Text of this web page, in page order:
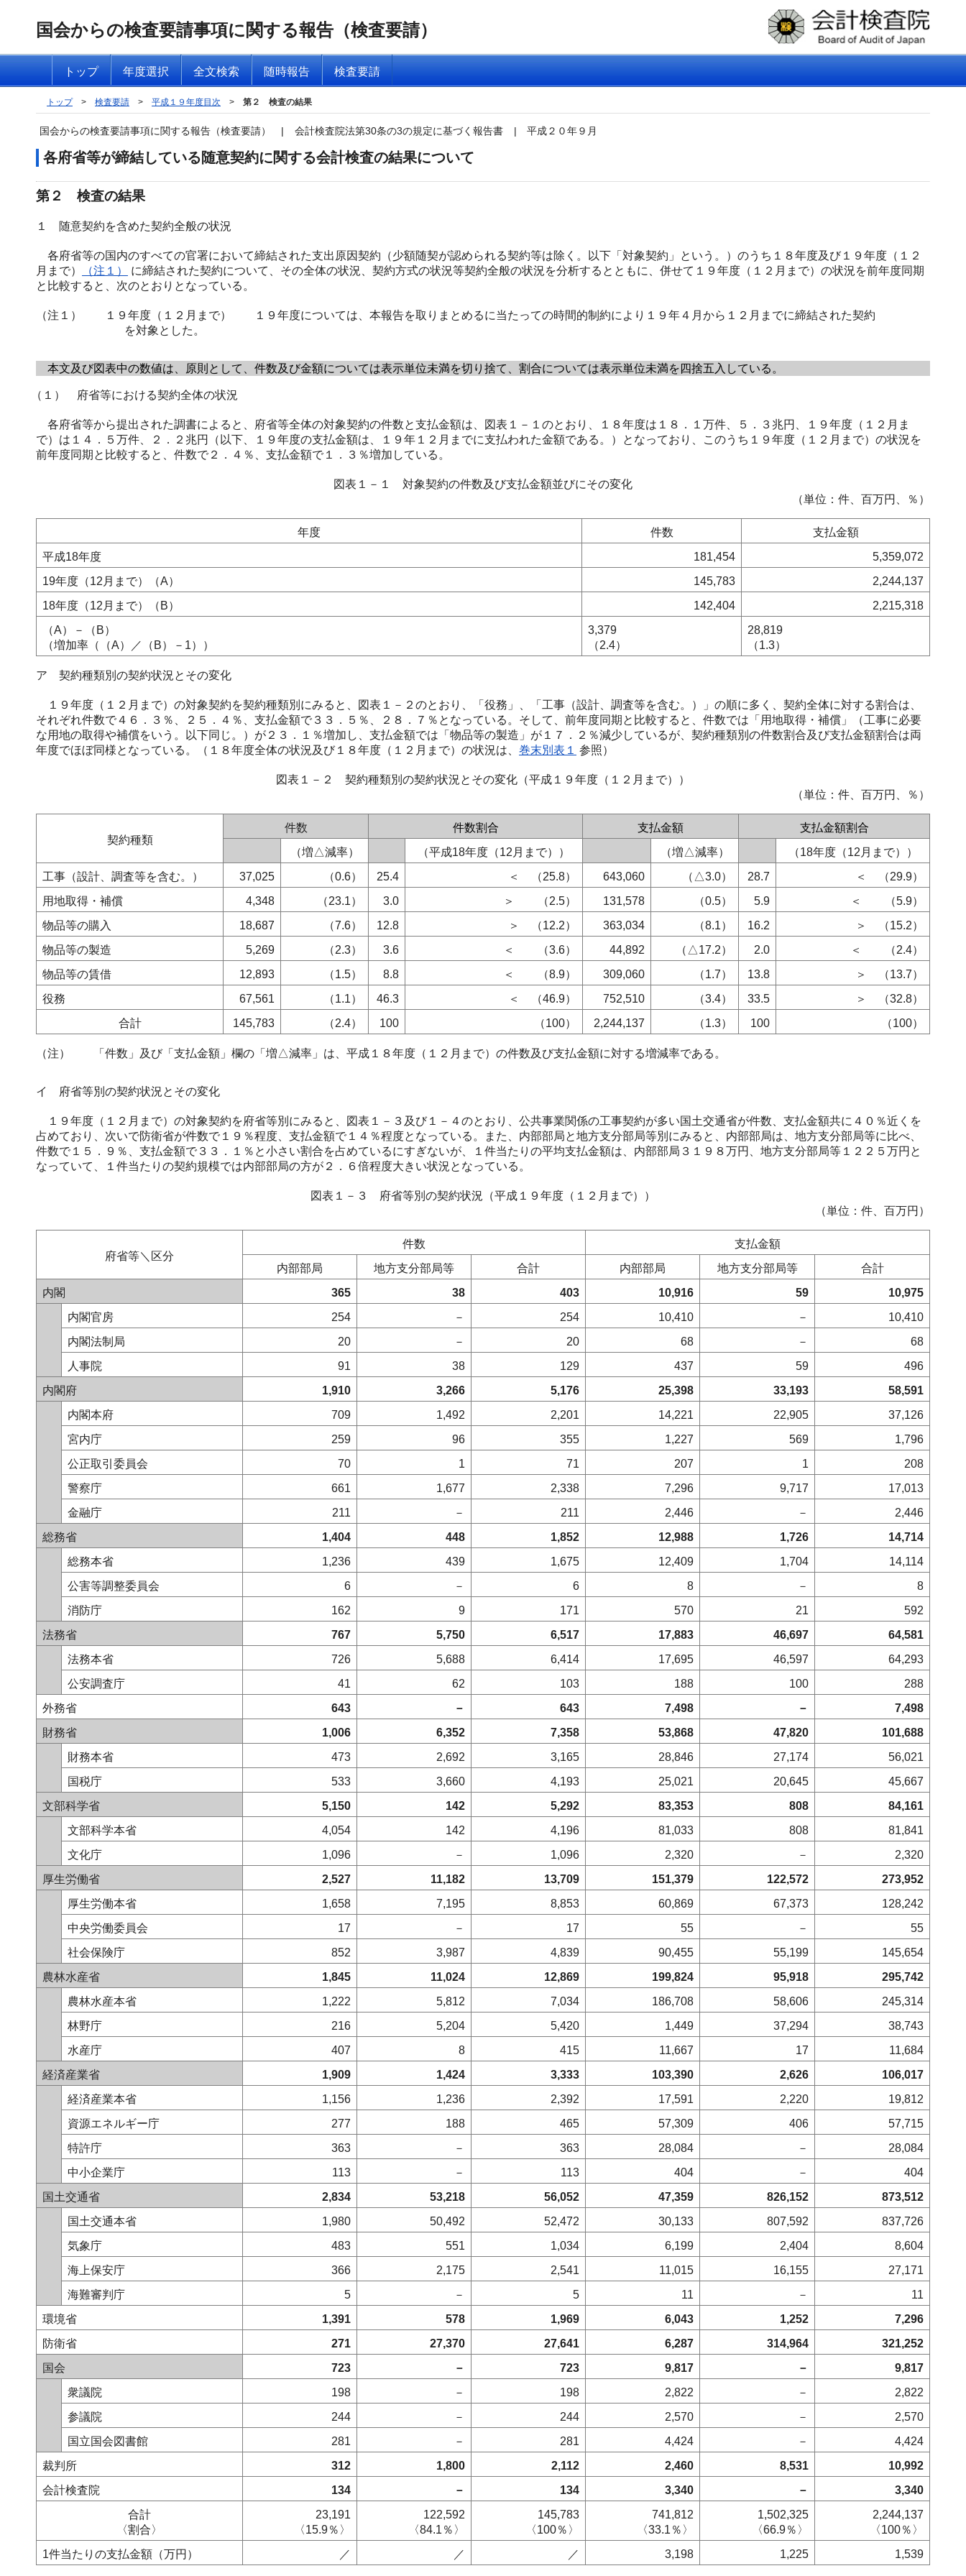
国会からの検査要請事項に関する報告（検査要請）
トップ 年度選択 全文検索 随時報告 検査要請
トップ > 検査要請 > 平成１９年度目次 > 第２ 検査の結果
国会からの検査要請事項に関する報告（検査要請） | 会計検査院法第30条の3の規定に基づく報告書 | 平成２０年９月
各府省等が締結している随意契約に関する会計検査の結果について
第２ 検査の結果
１ 随意契約を含めた契約全般の状況
各府省等の国内のすべての官署において締結された支出原因契約（少額随契が認められる契約等は除く。以下「対象契約」という。）のうち１８年度及び１９年度（１２
月まで）
（注１）
に締結された契約について、その全体の状況、契約方式の状況等契約全般の状況を分析するとともに、併せて１９年度（１２月まで）の状況を前年度同期
と比較すると、次のとおりとなっている。
（注１）
１９年度（１２月まで） １９年度については、本報告を取りまとめるに当たっての時間的制約により１９年４月から１２月までに締結された契約
を対象とした。
本文及び図表中の数値は、原則として、件数及び金額については表示単位未満を切り捨て、割合については表示単位未満を四捨五入している。
（１） 府省等における契約全体の状況
各府省等から提出された調書によると、府省等全体の対象契約の件数と支払金額は、図表１－１のとおり、１８年度は１８．１万件、５．３兆円、１９年度（１２月ま
で）は１４．５万件、２．２兆円（以下、１９年度の支払金額は、１９年１２月までに支払われた金額である。）となっており、このうち１９年度（１２月まで）の状況を
前年度同期と比較すると、件数で２．４％、支払金額で１．３％増加している。
図表１－１ 対象契約の件数及び支払金額並びにその変化
（単位：件、百万円、％）
年度 件数
支払金額
平成18年度
181,454
5,359,072
19年度（12月まで）（A）
145,783
2,244,137
18年度（12月まで）（B）
142,404
2,215,318
（A）－（B）
（増加率（（A）／（B）－1））
3,379
（2.4）
28,819
（1.3）
ア 契約種類別の契約状況とその変化
１９年度（１２月まで）の対象契約を契約種類別にみると、図表１－２のとおり、「役務」、「工事（設計、調査等を含む。）」の順に多く、契約全体に対する割合は、
それぞれ件数で４６．３％、２５．４％、支払金額で３３．５％、２８．７％となっている。そして、前年度同期と比較すると、件数では「用地取得・補償」（工事に必要
な用地の取得や補償をいう。以下同じ。）が２３．１％増加し、支払金額では「物品等の製造」が１７．２％減少しているが、契約種類別の件数割合及び支払金額割合は両
年度でほぼ同様となっている。（１８年度全体の状況及び１８年度（１２月まで）の状況は、 巻末別表１ 参照）
図表１－２ 契約種類別の契約状況とその変化（平成１９年度（１２月まで））
（単位：件、百万円、％）
契約種類
件数 件数割合 支払金額
支払金額割合
（増△減率）
（平成18年度（12月まで）） （増△減率）
（18年度（12月まで））
工事（設計、調査等を含む。）
37,025 （0.6） 25.4 ＜ （25.8） 643,060 （△3.0） 28.7
＜ （29.9）
用地取得・補償
4,348 （23.1） 3.0 ＞ （2.5） 131,578 （0.5） 5.9
＜ （5.9）
物品等の購入
18,687 （7.6） 12.8 ＞ （12.2） 363,034 （8.1） 16.2
＞ （15.2）
物品等の製造
5,269 （2.3） 3.6 ＜ （3.6） 44,892 （△17.2） 2.0
＜ （2.4）
物品等の賃借
12,893 （1.5） 8.8 ＜ （8.9） 309,060 （1.7） 13.8
＞ （13.7）
役務
67,561 （1.1） 46.3 ＜ （46.9） 752,510 （3.4） 33.5
＞ （32.8）
合計
145,783 （2.4） 100 （100） 2,244,137 （1.3） 100 （100）
（注） 「件数」及び「支払金額」欄の「増△減率」は、平成１８年度（１２月まで）の件数及び支払金額に対する増減率である。
イ 府省等別の契約状況とその変化
１９年度（１２月まで）の対象契約を府省等別にみると、図表１－３及び１－４のとおり、公共事業関係の工事契約が多い国土交通省が件数、支払金額共に４０％近くを
占めており、次いで防衛省が件数で１９％程度、支払金額で１４％程度となっている。また、内部部局と地方支分部局等別にみると、内部部局は、地方支分部局等に比べ、
件数で１５．９％、支払金額で３３．１％と小さい割合を占めているにすぎないが、１件当たりの平均支払金額は、内部部局３１９８万円、地方支分部局等１２２５万円と
なっていて、１件当たりの契約規模では内部部局の方が２．６倍程度大きい状況となっている。
図表１－３ 府省等別の契約状況（平成１９年度（１２月まで））
（単位：件、百万円）
府省等＼区分
件数
支払金額
内部部局
地方支分部局等 合計 内部部局 地方支分部局等
合計
内閣
365 38 403 10,916 59
10,975
内閣官房
254 － 254 10,410 －
10,410
内閣法制局
20 － 20 68 －
68
人事院
91 38 129 437 59
496
内閣府
1,910 3,266 5,176 25,398 33,193
58,591
内閣本府
709 1,492 2,201 14,221 22,905
37,126
宮内庁
259 96 355 1,227 569
1,796
公正取引委員会
70 1 71 207 1
208
警察庁
661 1,677 2,338 7,296 9,717
17,013
金融庁
211 － 211 2,446 －
2,446
総務省
1,404 448 1,852 12,988 1,726
14,714
総務本省
1,236 439 1,675 12,409 1,704
14,114
公害等調整委員会
6 － 6 8 －
8
消防庁
162 9 171 570 21
592
法務省
767 5,750 6,517 17,883 46,697
64,581
法務本省
726 5,688 6,414 17,695 46,597
64,293
公安調査庁
41 62 103 188 100
288
外務省
643 － 643 7,498 －
7,498
財務省
1,006 6,352 7,358 53,868 47,820
101,688
財務本省
473 2,692 3,165 28,846 27,174
56,021
国税庁
533 3,660 4,193 25,021 20,645
45,667
文部科学省
5,150 142 5,292 83,353 808
84,161
文部科学本省
4,054 142 4,196 81,033 808
81,841
文化庁
1,096 － 1,096 2,320 －
2,320
厚生労働省
2,527 11,182 13,709 151,379 122,572
273,952
厚生労働本省
1,658 7,195 8,853 60,869 67,373
128,242
中央労働委員会
17 － 17 55 －
55
社会保険庁
852 3,987 4,839 90,455 55,199
145,654
農林水産省
1,845 11,024 12,869 199,824 95,918
295,742
農林水産本省
1,222 5,812 7,034 186,708 58,606
245,314
林野庁
216 5,204 5,420 1,449 37,294
38,743
水産庁
407 8 415 11,667 17
11,684
経済産業省
1,909 1,424 3,333 103,390 2,626
106,017
経済産業本省
1,156 1,236 2,392 17,591 2,220
19,812
資源エネルギー庁
277 188 465 57,309 406
57,715
特許庁
363 － 363 28,084 －
28,084
中小企業庁
113 － 113 404 －
404
国土交通省
2,834 53,218 56,052 47,359 826,152
873,512
国土交通本省
1,980 50,492 52,472 30,133 807,592
837,726
気象庁
483 551 1,034 6,199 2,404
8,604
海上保安庁
366 2,175 2,541 11,015 16,155
27,171
海難審判庁
5 － 5 11 －
11
環境省
1,391 578 1,969 6,043 1,252
7,296
防衛省
271 27,370 27,641 6,287 314,964
321,252
国会
723 － 723 9,817 －
9,817
衆議院
198 － 198 2,822 －
2,822
参議院
244 － 244 2,570 －
2,570
国立国会図書館
281 － 281 4,424 －
4,424
裁判所
312 1,800 2,112 2,460 8,531
10,992
会計検査院
134 － 134 3,340 －
3,340
合計
〈割合〉
23,191
〈15.9％〉
122,592
〈84.1％〉
145,783
〈100％〉
741,812
〈33.1％〉
1,502,325
〈66.9％〉
2,244,137
〈100％〉
1件当たりの支払金額（万円）
／ ／ ／ 3,198 1,225 1,539